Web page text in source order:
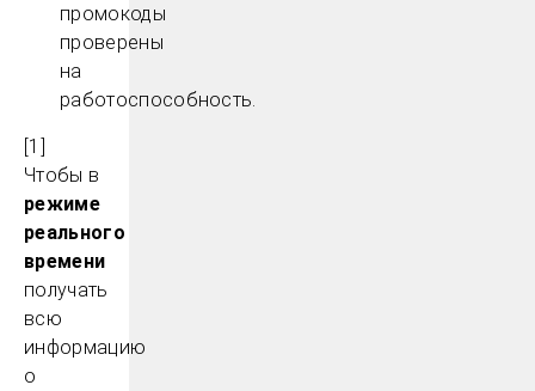
промокоды
проверены
на
работоспособность.
[1]
Чтобы в
режиме
реального
времени
получать
всю
информацию
о